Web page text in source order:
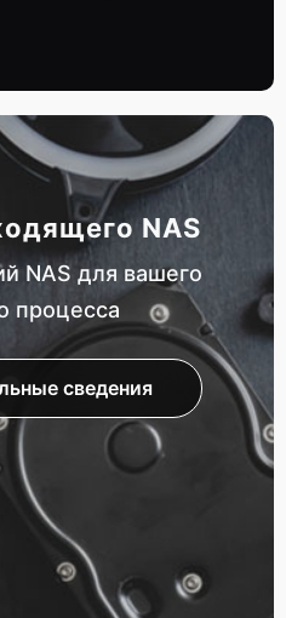
NAS
NAS для вашего
процесса
сведения